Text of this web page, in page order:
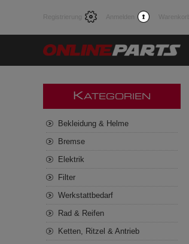
Registrierung Anmelden Warenkorb
KATEGORIEN
Bekleidung & Helme
Bremse
Elektrik
Filter
Werkstattbedarf
Rad & Reifen
Ketten, Ritzel & Antrieb